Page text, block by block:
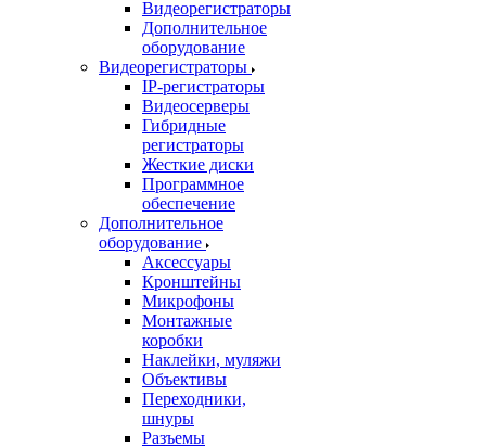
Видеорегистраторы
Дополнительное
оборудование
Видеорегистраторы
IP-регистраторы
Видеосерверы
Гибридные
регистраторы
Жесткие диски
Программное
обеспечение
Дополнительное
оборудование
Аксессуары
Кронштейны
Микрофоны
Монтажные
коробки
Наклейки, муляжи
Объективы
Переходники,
шнуры
Разъемы